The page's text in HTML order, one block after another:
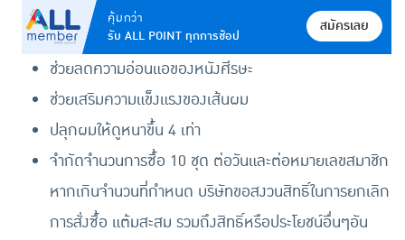
คุ้มกว่า
รับ ALL POINT ทุกการช้อป
สมัครเลย
ช่วยลดความอ่อนแอของหนังศีรษะ
ช่วยเสริมความแข็งแรงของเส้นผม
ปลุกผมให้ดูหนาขึ้น 4 เท่า
จำกัดจำนวนการซื้อ 10 ชุด ต่อวันและต่อหมายเลขสมาชิก
หากเกินจำนวนที่กำหนด บริษัทขอสงวนสิทธิ์ในการยกเลิก
การสั่งซื้อ แต้มสะสม รวมถึงสิทธิ์หรือประโยชน์อื่นๆอัน